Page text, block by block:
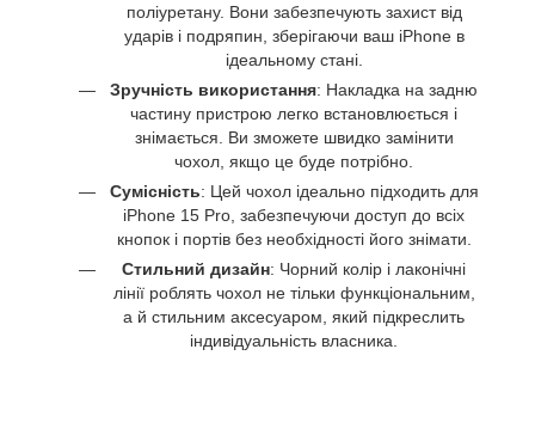
поліуретану. Вони забезпечують захист від
ударів і подряпин, зберігаючи ваш iPhone в
ідеальному стані.
Зручність використання: Накладка на задню
частину пристрою легко встановлюється і
знімається. Ви зможете швидко замінити
чохол, якщо це буде потрібно.
Сумісність: Цей чохол ідеально підходить для
iPhone 15 Pro, забезпечуючи доступ до всіх
кнопок і портів без необхідності його знімати.
Стильний дизайн: Чорний колір і лаконічні
лінії роблять чохол не тільки функціональним,
а й стильним аксесуаром, який підкреслить
індивідуальність власника.